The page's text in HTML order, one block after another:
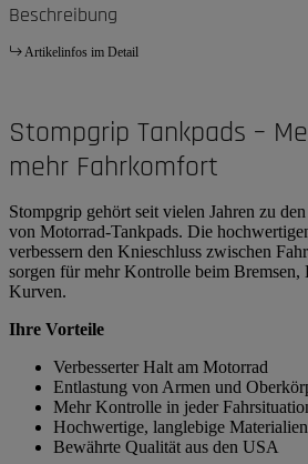
Beschreibung
Artikelinfos im Detail
Stompgrip Tankpads –
mehr Fahrkomfort
Stompgrip gehört seit vielen Jahren zu
von Motorrad-Tankpads. Die
verbessern den Knieschluss zwischen
sorgen für mehr Kontrolle beim Bremsen,
Kurven.
Ihre Vorteile
Verbesserter Halt am Motorrad
Entlastung von Armen und
Mehr Kontrolle in jeder
Hochwertige, langlebige Materialien
Bewährte Qualität aus den USA